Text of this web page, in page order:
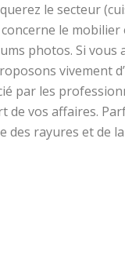
le secteur
le
photos. Si
vivement
par les
de vos affaires.
des rayures et de